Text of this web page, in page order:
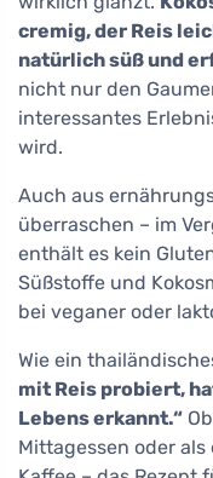
cremig, der Reis
natürlich süß und
nicht nur den
interessantes
wird.
Auch aus
überraschen – im
enthält es kein
Süßstoffe und
bei veganer oder
Wie ein
mit Reis probiert,
Lebens erkannt.“
Mittagessen oder